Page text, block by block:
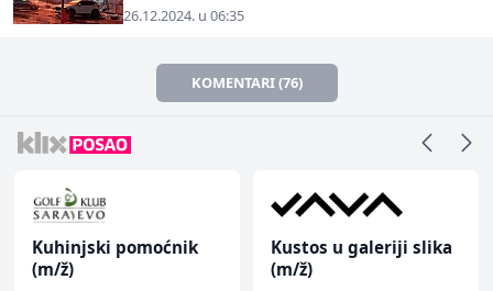
26.12.2024. u 06:35
KOMENTARI (76)
Kuhinjski pomoćnik
(m/ž)
Kustos u galeriji slika
(m/ž)